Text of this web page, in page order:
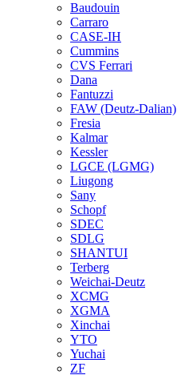
Baudouin
Carraro
CASE-IH
Cummins
CVS Ferrari
Dana
Fantuzzi
FAW (Deutz-Dalian)
Fresia
Kalmar
Kessler
LGCE (LGMG)
Liugong
Sany
Schopf
SDEC
SDLG
SHANTUI
Terberg
Weichai-Deutz
XCMG
XGMA
Xinchai
YTO
Yuchai
ZF